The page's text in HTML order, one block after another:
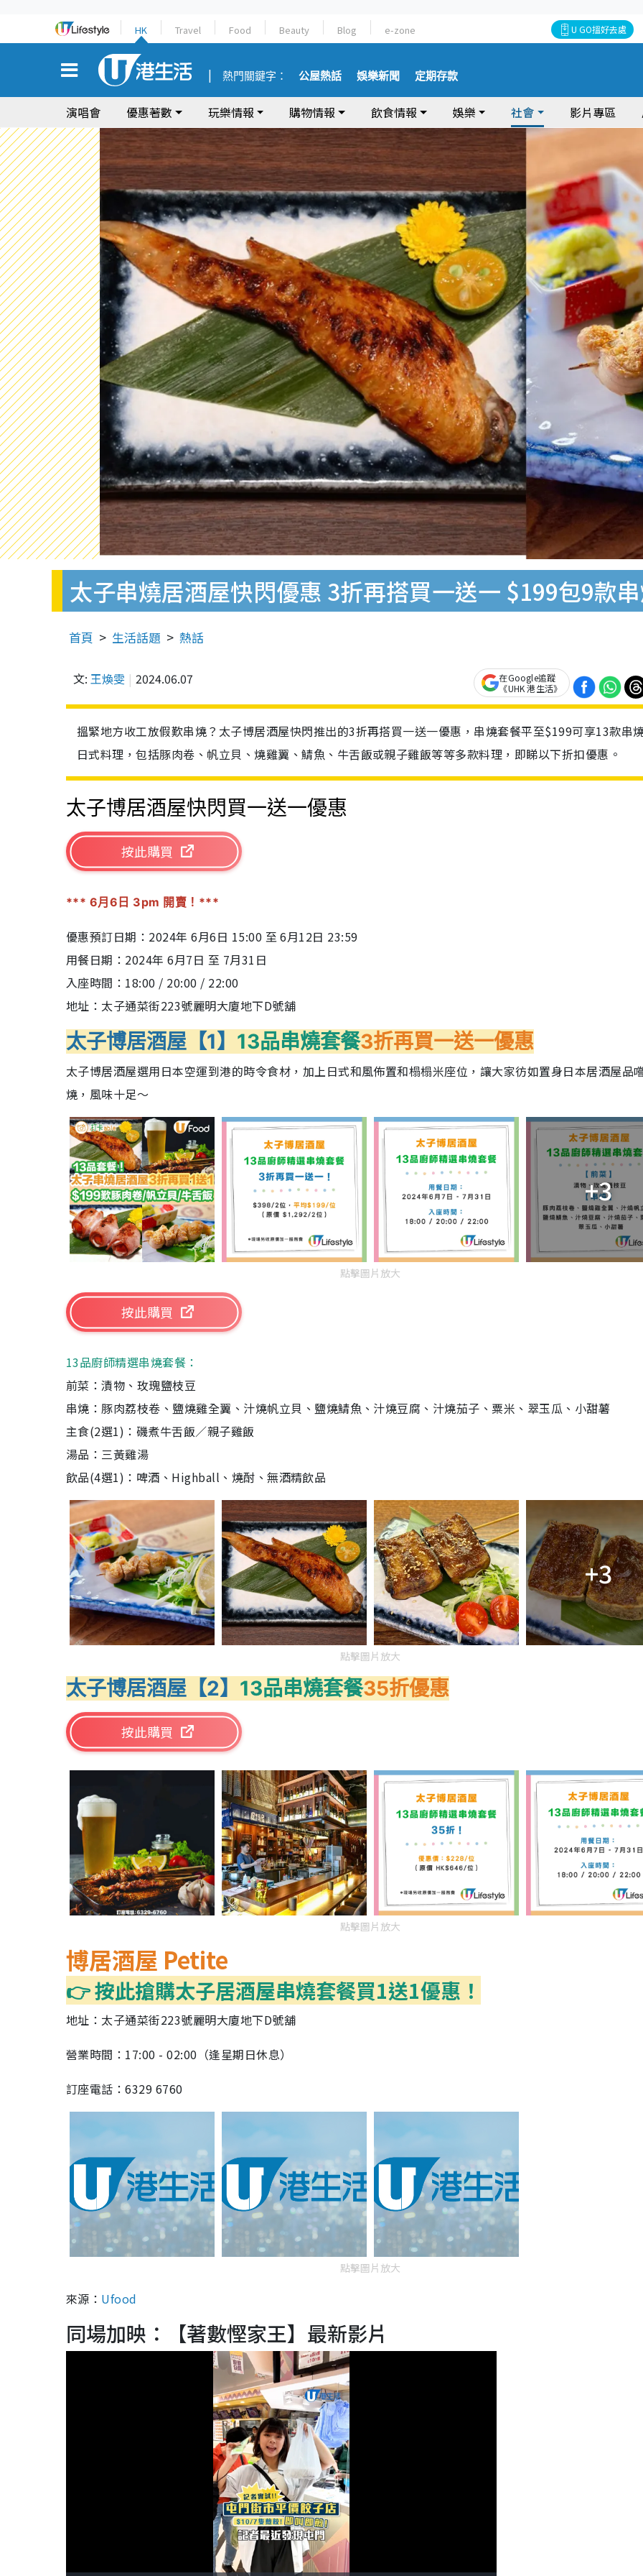
HK Travel Food Beauty Blog e-zone U GO搵好去處
熱門關鍵字： 公屋熱話 娛樂新聞 定期存款
演唱會 優惠著數 玩樂情報 購物情報 飲食情報 娛樂 社會 影片專區
太子串燒居酒屋快閃優惠 3折再搭買一送一 $199包9款
首頁 生活話題 熱話
文: 王煥雯 2024.06.07
在Google追蹤
《UHK 港生活》
搵緊地方收工放假歎串燒？太子博居酒屋快閃推出的3折再搭買一送一優惠，串燒套餐平至$199可享13款串
日式料理，包括豚肉卷、帆立貝、燒雞翼、鯖魚、牛舌飯或親子雞飯等等多款料理，即睇以下折扣優惠。
太子博居酒屋快閃買一送一優惠
按此購買
*** 6月6日 3pm 開賣！***
優惠預訂日期：2024年 6月6日 15:00 至 6月12日 23:59
用餐日期：2024年 6月7日 至 7月31日
入座時間：18:00 / 20:00 / 22:00
地址：太子通菜街223號麗明大廈地下D號舖
太子博居酒屋【1】 13品串燒套餐3折再買一送一優惠
太子博居酒屋選用日本空運到港的時令食材，加上日式和風佈置和榻榻米座位，讓大家彷如置身日本居酒屋品
燒，風味十足～
+3
點擊圖片放大
按此購買
13品廚師精選串燒套餐：
前菜：漬物、玫瑰鹽枝豆
串燒：豚肉荔枝卷、鹽燒雞全翼、汁燒帆立貝、鹽燒鯖魚、汁燒豆腐、汁燒茄子、粟米、翠玉瓜、小甜薯
主食(2選1)：磯煮牛舌飯／親子雞飯
湯品：三黃雞湯
飲品(4選1)：啤酒、Highball、燒酎、無酒精飲品
+3
點擊圖片放大
太子博居酒屋【2】 13品串燒套餐35折優惠
按此購買
點擊圖片放大
博居酒屋 Petite
👉 按此搶購太子居酒屋串燒套餐買1送1優惠！
地址：太子通菜街223號麗明大廈地下D號舖
營業時間：17:00 - 02:00（逢星期日休息）
訂座電話：6329 6760
點擊圖片放大
來源： Ufood
同場加映：【著數慳家王】最新影片